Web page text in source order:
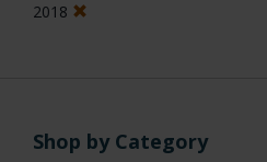
2018
Shop by Category